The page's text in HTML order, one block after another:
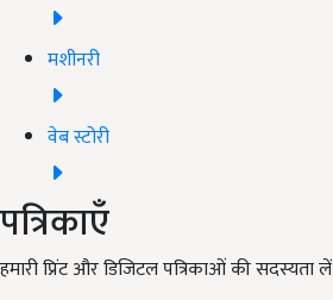
मशीनरी
वेब स्टोरी
पत्रिकाएँ
हमारी प्रिंट और डिजिटल पत्रिकाओं की सदस्यता लें